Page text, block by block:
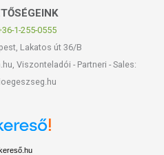
1-255-0555
Lakatos út 36/B
Viszonteladói - Partneri - Sales: